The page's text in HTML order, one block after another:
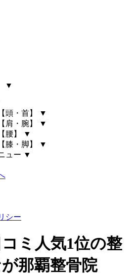
▼
頭・首】
▼
肩・腕】
▼
腰】
▼
膝・脚】
▼
ュー ▼
シー
ミ人気1位の整
那覇整骨院